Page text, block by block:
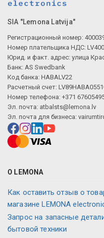
SIA "Lemona Latvija"
Регистрационный номер:
Номер плательщика НДС:
Юрид. и факт. адрес: улица
Банк: AS Swedbank
Код банка: HABALV22
Расчетный счет:
Номер телефона: +371
Эл. почта: atbalsts@lemona.lv
Эл. почта для бизнеса:
О LEMONA
Как оставить отзыв о
магазине LEMONA
Запрос на запасные
бытовой техники